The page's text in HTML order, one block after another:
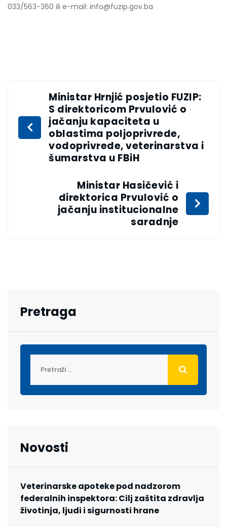
033/563-360 ili e-mail: info@fuzip.gov.ba
Ministar Hrnjić posjetio FUZIP:
S direktoricom Prvulović o
jačanju kapaciteta u
oblastima poljoprivrede,
vodoprivrede, veterinarstva i
šumarstva u FBiH
Ministar Hasičević i
direktorica Prvulović o
jačanju institucionalne
saradnje
Pretraga
Novosti
Veterinarske apoteke pod nadzorom
federalnih inspektora: Cilj zaštita zdravlja
životinja, ljudi i sigurnosti hrane